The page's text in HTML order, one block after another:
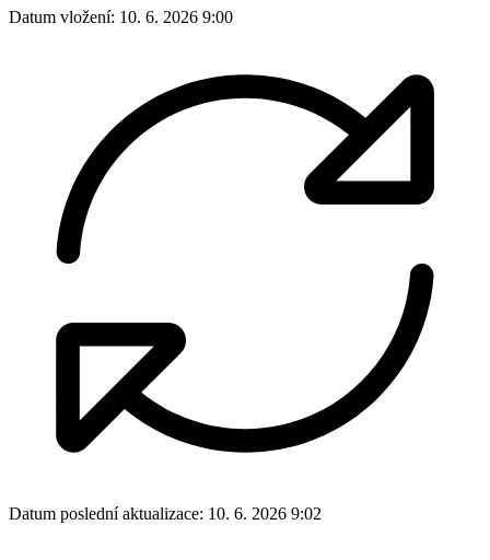
Datum vložení: 10. 6. 2026 9:00
Datum poslední aktualizace: 10. 6. 2026 9:02